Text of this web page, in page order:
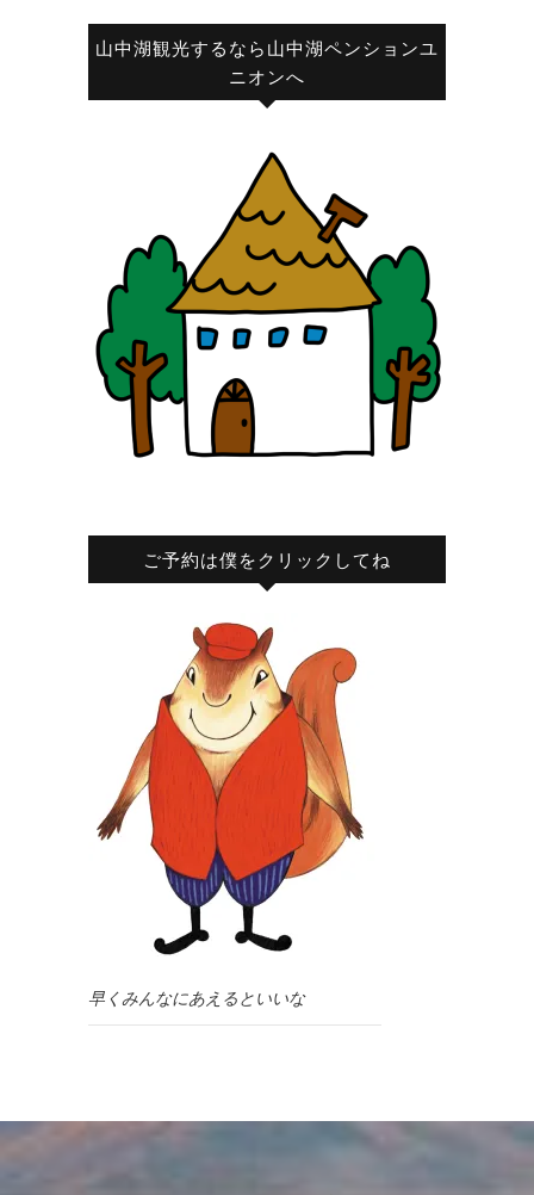
山中湖観光するなら山中湖ペンションユ
ニオンへ
ご予約は僕をクリックしてね
早くみんなにあえるといいな